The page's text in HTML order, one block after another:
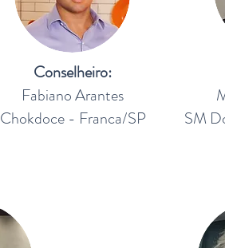
Conselheiro:
Fabiano Arantes
Chokdoce - Franca/SP
SM